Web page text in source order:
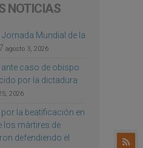
NOTICIAS
Mundial de la
agosto 3, 2026
caso de obispo
por la dictadura
2026
la beatificación en
los mártires de
defendiendo el